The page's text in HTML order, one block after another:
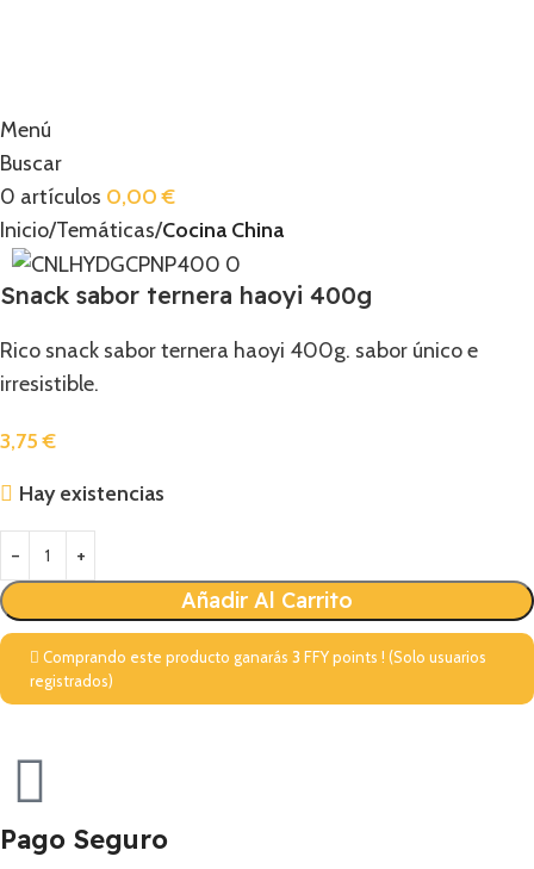
Menú
Buscar
0 artículos 0,00€
Inicio Temáticas Cocina China
Snack sabor ternera haoyi 400g
Rico snack sabor ternera haoyi 400g. sabor único e
irresistible.
3,75€
Hay existencias
Añadir Al Carrito
Comprando este producto ganarás 3 FFY points ! (Solo usuarios
registrados)
Pago Seguro